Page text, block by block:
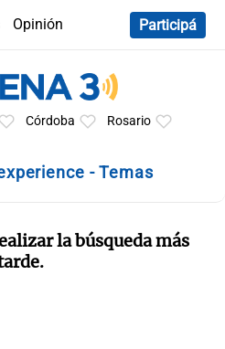
Opinión
Participá
Córdoba Rosario
- Temas
la búsqueda más